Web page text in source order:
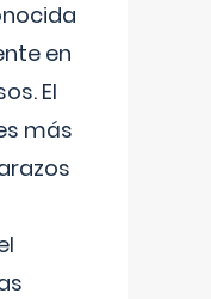
en
El
más